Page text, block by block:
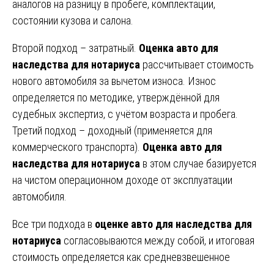
аналогов на разницу в пробеге, комплектации,
состоянии кузова и салона.
Второй подход – затратный. Оценка авто для
наследства для нотариуса рассчитывает стоимость
нового автомобиля за вычетом износа. Износ
определяется по методике, утверждённой для
судебных экспертиз, с учётом возраста и пробега.
Третий подход – доходный (применяется для
коммерческого транспорта). Оценка авто для
наследства для нотариуса в этом случае базируется
на чистом операционном доходе от эксплуатации
автомобиля.
Все три подхода в оценке авто для наследства для
нотариуса согласовываются между собой, и итоговая
стоимость определяется как средневзвешенное